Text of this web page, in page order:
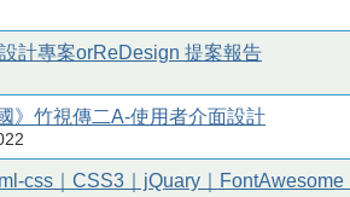
計專案orReDesign 提案報告
》竹視傳二A-使用者介面設計
css｜CSS3｜jQuary｜FontAwesome